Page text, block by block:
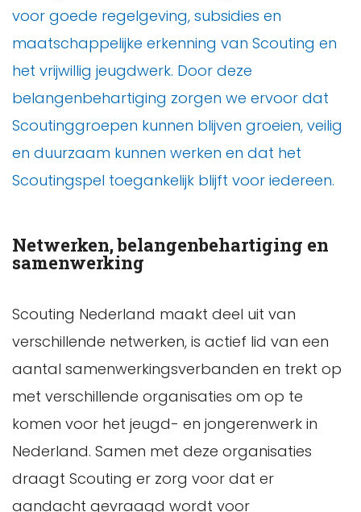
voor goede regelgeving, subsidies en
maatschappelijke erkenning van Scouting en
het vrijwillig jeugdwerk. Door deze
belangenbehartiging zorgen we ervoor dat
Scoutinggroepen kunnen blijven groeien, veilig
en duurzaam kunnen werken en dat het
Scoutingspel toegankelijk blijft voor iedereen.
Netwerken, belangenbehartiging en
samenwerking
Scouting Nederland maakt deel uit van
verschillende netwerken, is actief lid van een
aantal samenwerkingsverbanden en trekt op
met verschillende organisaties om op te
komen voor het jeugd- en jongerenwerk in
Nederland. Samen met deze organisaties
draagt Scouting er zorg voor dat er
aandacht gevraagd wordt voor